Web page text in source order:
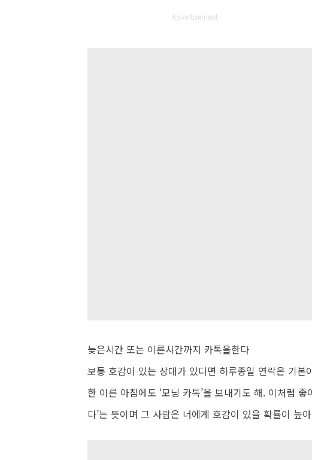
Advertisement
늦은시간 또는 이른시간까지 카톡을한다
보통 호감이 있는 상대가 있다면 하루종일 연락은 기
한 이른 아침에도 ‘모닝 카톡’을 보내기도 해. 이처럼
다’는 뜻이며 그 사람은 너에게 호감이 있을 확률이 높